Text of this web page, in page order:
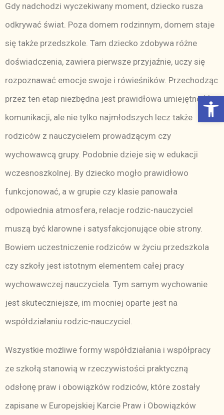
Otwórz Pasek narzędzi
Gdy nadchodzi wyczekiwany moment, dziecko rusza
odkrywać świat. Poza domem rodzinnym, domem staje
się także przedszkole. Tam dziecko zdobywa różne
doświadczenia, zawiera pierwsze przyjaźnie, uczy się
rozpoznawać emocje swoje i rówieśników. Przechodząc
przez ten etap niezbędna jest prawidłowa umiejętność
komunikacji, ale nie tylko najmłodszych lecz także
rodziców z nauczycielem prowadzącym czy
wychowawcą grupy. Podobnie dzieje się w edukacji
wczesnoszkolnej. By dziecko mogło prawidłowo
funkcjonować, a w grupie czy klasie panowała
odpowiednia atmosfera, relacje rodzic-nauczyciel
muszą być klarowne i satysfakcjonujące obie strony.
Bowiem uczestniczenie rodziców w życiu przedszkola
czy szkoły jest istotnym elementem całej pracy
wychowawczej nauczyciela. Tym samym wychowanie
jest skuteczniejsze, im mocniej oparte jest na
współdziałaniu rodzic-nauczyciel.
Wszystkie możliwe formy współdziałania i współpracy
ze szkołą stanowią w rzeczywistości praktyczną
odsłonę praw i obowiązków rodziców, które zostały
zapisane w Europejskiej Karcie Praw i Obowiązków